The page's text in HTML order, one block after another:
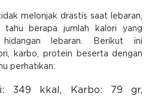
melonjak drastis saat lebaran,
berapa jumlah kalori yang
lebaran. Berikut ini
karbo, protein beserta dengan
perhatikan:
349 kkal, Karbo: 79 gr,